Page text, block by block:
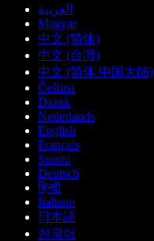
العربية
Magyar
中文 (简体)
中文 (台灣)
中文 (简体 中国大陆)
Čeština
Dansk
Nederlands
English
Français
Suomi
Deutsch
हिन्दी
Italiano
日本語
한국어